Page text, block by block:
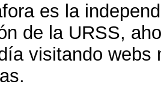
es la
de la URSS,
visitando webs